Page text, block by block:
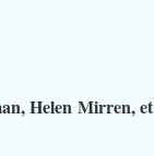
Helen Mirren, et